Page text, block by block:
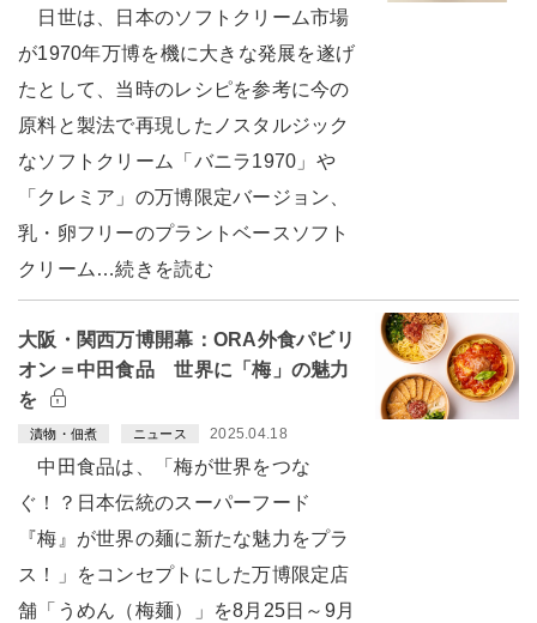
日世は、日本のソフトクリーム市場
が1970年万博を機に大きな発展を遂げ
たとして、当時のレシピを参考に今の
原料と製法で再現したノスタルジック
なソフトクリーム「バニラ1970」や
「クレミア」の万博限定バージョン、
乳・卵フリーのプラントベースソフト
クリーム…続きを読む
大阪・関西万博開幕：ORA外食パビリ
オン＝中田食品 世界に「梅」の魅力
を
漬物・佃煮 ニュース 2025.04.18
中田食品は、「梅が世界をつな
ぐ！？日本伝統のスーパーフード
『梅』が世界の麺に新たな魅力をプラ
ス！」をコンセプトにした万博限定店
舗「うめん（梅麺）」を8月25日～9月